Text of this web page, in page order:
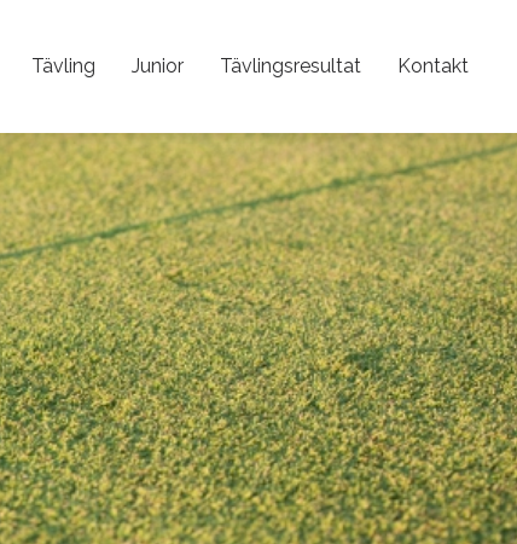
Tävling Junior Tävlingsresultat Kontakt